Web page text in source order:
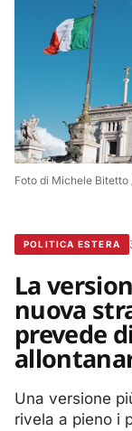
Foto di Michele Bitetto
POLITICA ESTERA
La
nuova
prevede
Una versione
rivela a pieno i